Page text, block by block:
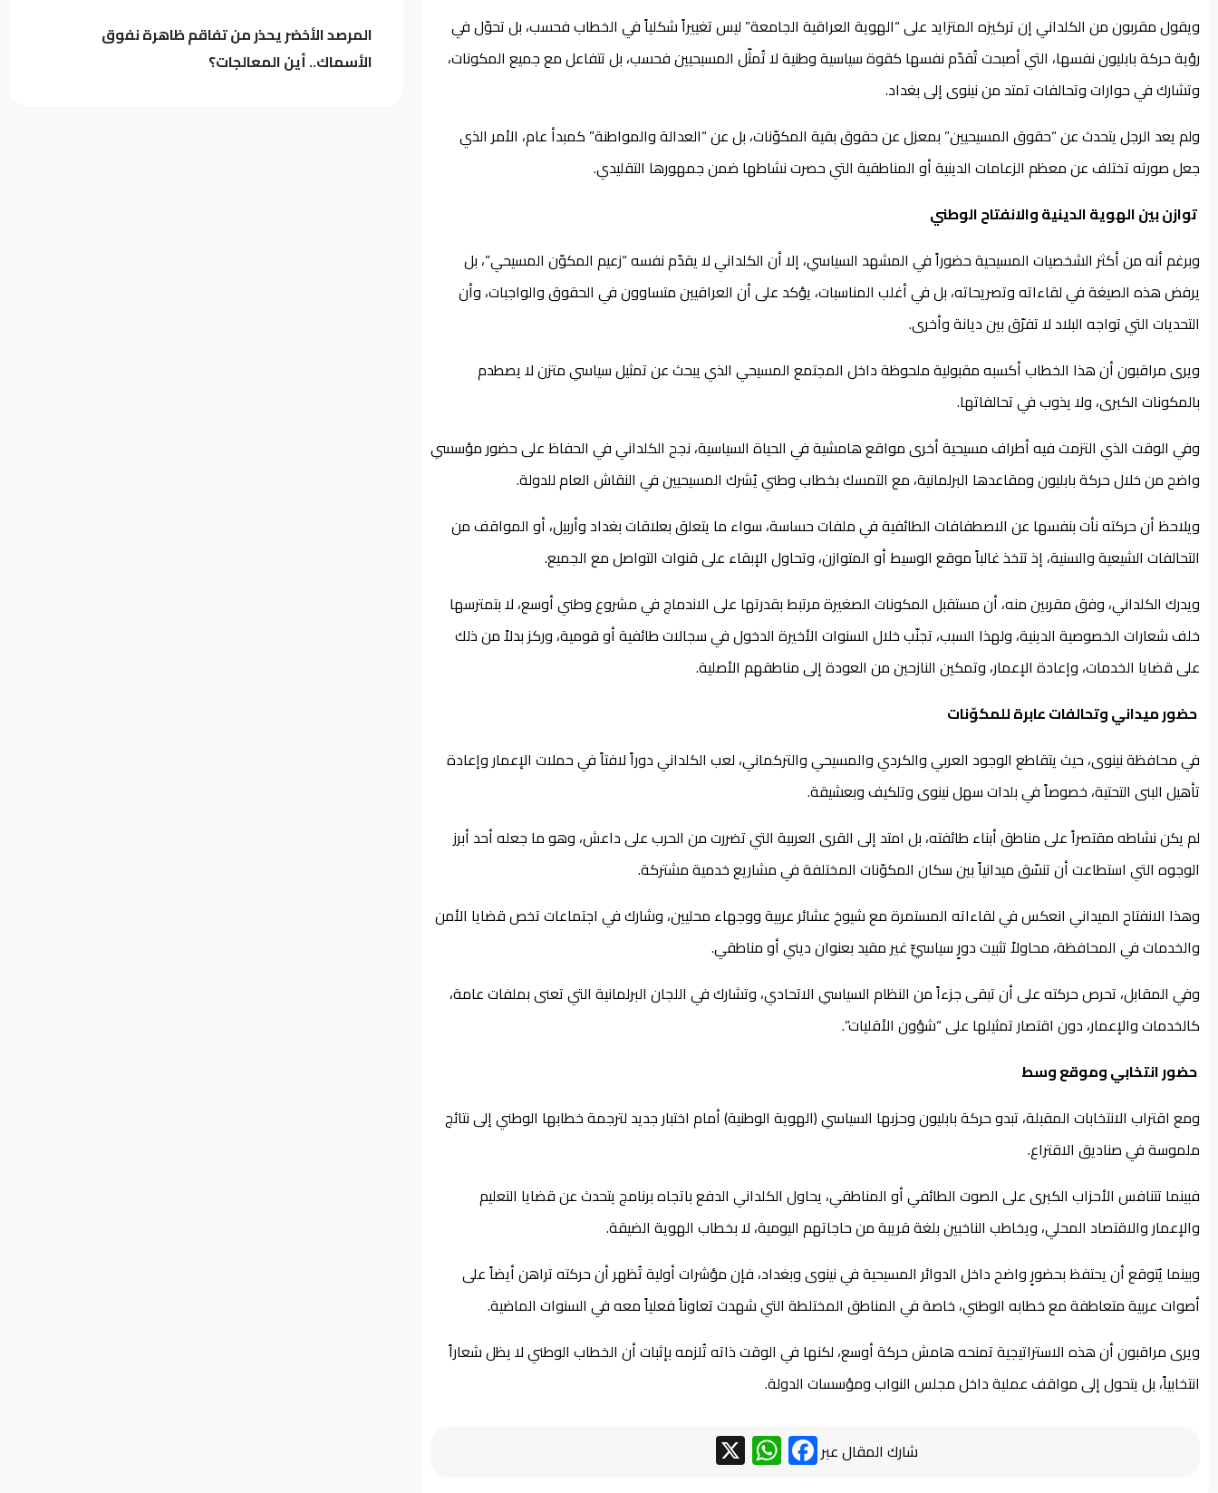
ويقول مقربون من الكلداني إن تركيزه المتزايد على “الهوية العراقية الجامعة” ليس تغييراً شكلياً في الخطاب فحسب، بل تحوّل في
رؤية حركة بابليون نفسها، التي أصبحت تُقدّم نفسها كقوة سياسية وطنية لا تُمثّل المسيحيين فحسب، بل تتفاعل مع جميع المكونات،
وتشارك في حوارات وتحالفات تمتد من نينوى إلى بغداد.
ولم يعد الرجل يتحدث عن “حقوق المسيحيين” بمعزل عن حقوق بقية المكوّنات، بل عن “العدالة والمواطنة” كمبدأ عام، الأمر الذي
جعل صورته تختلف عن معظم الزعامات الدينية أو المناطقية التي حصرت نشاطها ضمن جمهورها التقليدي.
توازن بين الهوية الدينية والانفتاح الوطني
وبرغم أنه من أكثر الشخصيات المسيحية حضوراً في المشهد السياسي، إلا أن الكلداني لا يقدّم نفسه “زعيم المكوّن المسيحي”، بل
يرفض هذه الصيغة في لقاءاته وتصريحاته، بل في أغلب المناسبات، يؤكد على أن العراقيين متساوون في الحقوق والواجبات، وأن
التحديات التي تواجه البلاد لا تفرّق بين ديانة وأخرى.
ويرى مراقبون أن هذا الخطاب أكسبه مقبولية ملحوظة داخل المجتمع المسيحي الذي يبحث عن تمثيل سياسي متزن لا يصطدم
بالمكونات الكبرى، ولا يذوب في تحالفاتها.
وفي الوقت الذي التزمت فيه أطراف مسيحية أخرى مواقع هامشية في الحياة السياسية، نجح الكلداني في الحفاظ على حضور مؤسسي
واضح من خلال حركة بابليون ومقاعدها البرلمانية، مع التمسك بخطاب وطني يُشرك المسيحيين في النقاش العام للدولة.
ويلاحظ أن حركته نأت بنفسها عن الاصطفافات الطائفية في ملفات حساسة، سواء ما يتعلق بعلاقات بغداد وأربيل، أو المواقف من
التحالفات الشيعية والسنية، إذ تتخذ غالباً موقع الوسيط أو المتوازن، وتحاول الإبقاء على قنوات التواصل مع الجميع.
ويدرك الكلداني، وفق مقربين منه، أن مستقبل المكونات الصغيرة مرتبط بقدرتها على الاندماج في مشروع وطني أوسع، لا بتمترسها
خلف شعارات الخصوصية الدينية، ولهذا السبب، تجنّب خلال السنوات الأخيرة الدخول في سجالات طائفية أو قومية، وركز بدلاً من ذلك
على قضايا الخدمات، وإعادة الإعمار، وتمكين النازحين من العودة إلى مناطقهم الأصلية.
حضور ميداني وتحالفات عابرة للمكوّنات
في محافظة نينوى، حيث يتقاطع الوجود العربي والكردي والمسيحي والتركماني، لعب الكلداني دوراً لافتاً في حملات الإعمار وإعادة
تأهيل البنى التحتية، خصوصاً في بلدات سهل نينوى وتلكيف وبعشيقة.
لم يكن نشاطه مقتصراً على مناطق أبناء طائفته، بل امتد إلى القرى العربية التي تضررت من الحرب على داعش، وهو ما جعله أحد أبرز
الوجوه التي استطاعت أن تنسّق ميدانياً بين سكان المكوّنات المختلفة في مشاريع خدمية مشتركة.
وهذا الانفتاح الميداني انعكس في لقاءاته المستمرة مع شيوخ عشائر عربية ووجهاء محليين، وشارك في اجتماعات تخص قضايا الأمن
والخدمات في المحافظة، محاولاً تثبيت دورٍ سياسيٍّ غير مقيد بعنوان ديني أو مناطقي.
وفي المقابل، تحرص حركته على أن تبقى جزءاً من النظام السياسي الاتحادي، وتشارك في اللجان البرلمانية التي تعنى بملفات عامة،
كالخدمات والإعمار، دون اقتصار تمثيلها على “شؤون الأقليات”.
حضور انتخابي وموقع وسط
ومع اقتراب الانتخابات المقبلة، تبدو حركة بابليون وحزبها السياسي (الهوية الوطنية) أمام اختبار جديد لترجمة خطابها الوطني إلى نتائج
ملموسة في صناديق الاقتراع.
فبينما تتنافس الأحزاب الكبرى على الصوت الطائفي أو المناطقي، يحاول الكلداني الدفع باتجاه برنامج يتحدث عن قضايا التعليم
والإعمار والاقتصاد المحلي، ويخاطب الناخبين بلغة قريبة من حاجاتهم اليومية، لا بخطاب الهوية الضيقة.
وبينما يُتوقع أن يحتفظ بحضورٍ واضح داخل الدوائر المسيحية في نينوى وبغداد، فإن مؤشرات أولية تُظهر أن حركته تراهن أيضاً على
أصوات عربية متعاطفة مع خطابه الوطني، خاصة في المناطق المختلطة التي شهدت تعاوناً فعلياً معه في السنوات الماضية.
ويرى مراقبون أن هذه الاستراتيجية تمنحه هامش حركة أوسع، لكنها في الوقت ذاته تُلزمه بإثبات أن الخطاب الوطني لا يظل شعاراً
انتخابياً، بل يتحول إلى مواقف عملية داخل مجلس النواب ومؤسسات الدولة.
شارك المقال عبر Facebook
WhatsApp
المرصد الأخضر يحذر من تفاقم ظاهرة نفوق
الأسماك.. أين المعالجات؟